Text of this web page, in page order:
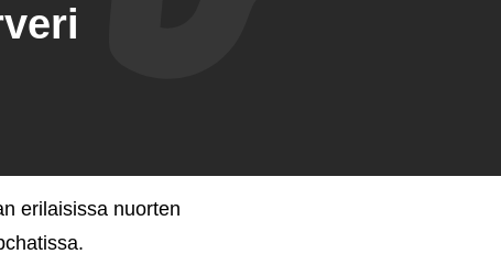
erilaisissa nuorten